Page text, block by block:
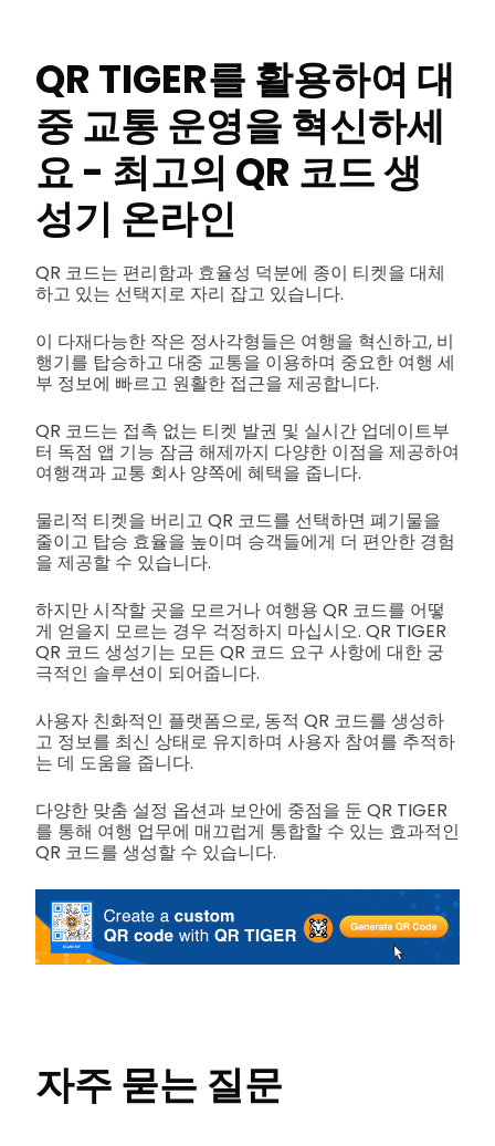
QR TIGER를 활용하여 대
중 교통 운영을 혁신하세
요 - 최고의 QR 코드 생
성기 온라인
QR 코드는 편리함과 효율성 덕분에 종이 티켓을 대체
하고 있는 선택지로 자리 잡고 있습니다.
이 다재다능한 작은 정사각형들은 여행을 혁신하고, 비
행기를 탑승하고 대중 교통을 이용하며 중요한 여행 세
부 정보에 빠르고 원활한 접근을 제공합니다.
QR 코드는 접촉 없는 티켓 발권 및 실시간 업데이트부
터 독점 앱 기능 잠금 해제까지 다양한 이점을 제공하여
여행객과 교통 회사 양쪽에 혜택을 줍니다.
물리적 티켓을 버리고 QR 코드를 선택하면 폐기물을
줄이고 탑승 효율을 높이며 승객들에게 더 편안한 경험
을 제공할 수 있습니다.
하지만 시작할 곳을 모르거나 여행용 QR 코드를 어떻
게 얻을지 모르는 경우 걱정하지 마십시오. QR TIGER
QR 코드 생성기는 모든 QR 코드 요구 사항에 대한 궁
극적인 솔루션이 되어줍니다.
사용자 친화적인 플랫폼으로, 동적 QR 코드를 생성하
고 정보를 최신 상태로 유지하며 사용자 참여를 추적하
는 데 도움을 줍니다.
다양한 맞춤 설정 옵션과 보안에 중점을 둔 QR TIGER
를 통해 여행 업무에 매끄럽게 통합할 수 있는 효과적인
QR 코드를 생성할 수 있습니다.
자주 묻는 질문